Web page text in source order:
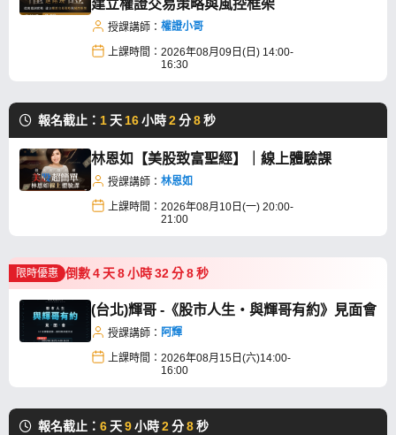
建立權證交易策略與風控框架
授課講師： 權證小哥
上課時間： 2026年08月09日(日) 14:00-
16:30
報名截止： 1 天16小時2分7秒
林恩如【美股致富聖經】｜線上體驗課
授課講師： 林恩如
上課時間： 2026年08月10日(一) 20:00-
21:00
限時優惠 倒數4 天8小時32分7秒
(台北)輝哥 -《股市人生・與輝哥有約》見面會
授課講師： 阿輝
上課時間： 2026年08月15日(六)14:00-
16:00
報名截止： 6 天9小時2分7秒